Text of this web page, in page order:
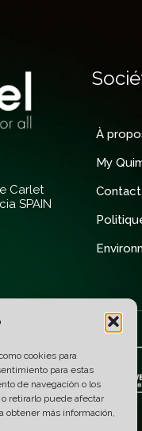
cookies para
para estas
de navegación o los
retirarlo puede afectar
obtener más información,
Carlet
SPAIN
À
My
Contact